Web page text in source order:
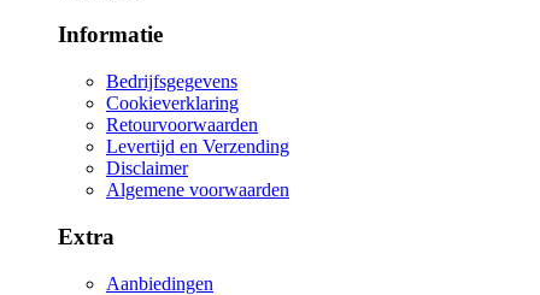
Informatie
Bedrijfsgegevens
Cookieverklaring
Retourvoorwaarden
Levertijd en Verzending
Disclaimer
Algemene voorwaarden
Extra
Aanbiedingen